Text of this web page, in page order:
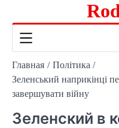
содержимому
Главная
Політика
Зеленський наприкінці
завершувати війну
Зеленский в